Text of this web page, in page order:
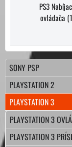
PS3
ovládača
SONY PSP
PLAYSTATION 2
PLAYSTATION 3
PLAYSTATION 3
PLAYSTATION 3